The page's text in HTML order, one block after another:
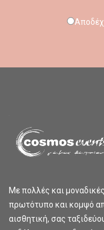
Με πολλές και
πρωτότυπο και κομψό
αισθητική, σας